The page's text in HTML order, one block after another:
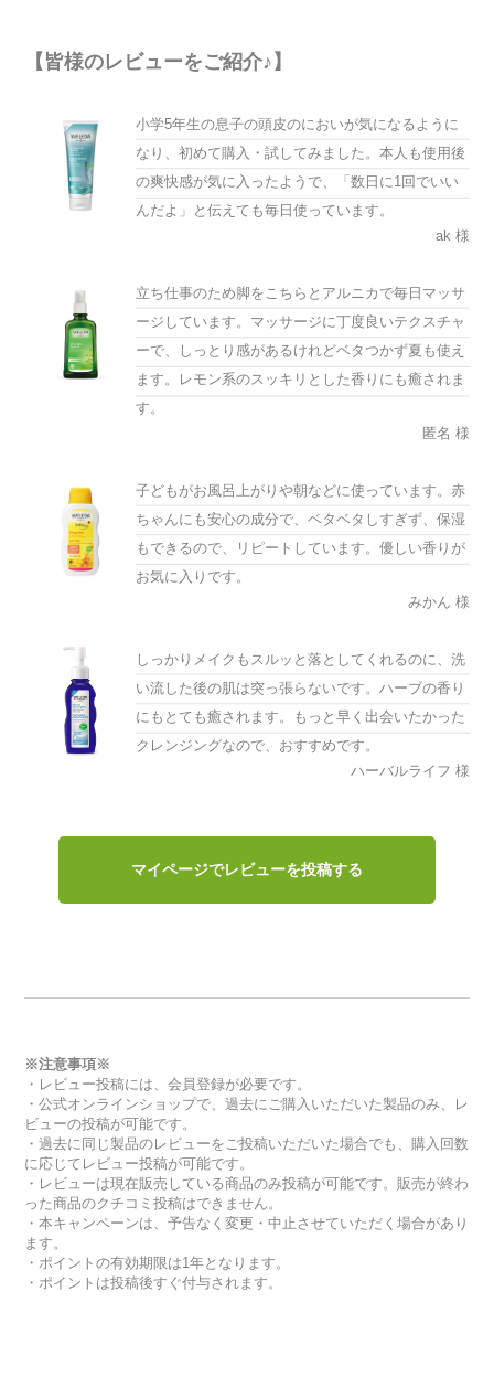
【皆様のレビューをご紹介♪】
小学5年生の息子の頭皮のにおいが気になるように
なり、初めて購入・試してみました。本人も使用後
の爽快感が気に入ったようで、「数日に1回でいい
んだよ」と伝えても毎日使っています。
ak 様
立ち仕事のため脚をこちらとアルニカで毎日マッサ
ージしています。マッサージに丁度良いテクスチャ
ーで、しっとり感があるけれどベタつかず夏も使え
ます。レモン系のスッキリとした香りにも癒されま
す。
匿名 様
子どもがお風呂上がりや朝などに使っています。赤
ちゃんにも安心の成分で、ベタベタしすぎず、保湿
もできるので、リピートしています。優しい香りが
お気に入りです。
みかん 様
しっかりメイクもスルッと落としてくれるのに、洗
い流した後の肌は突っ張らないです。ハーブの香り
にもとても癒されます。もっと早く出会いたかった
クレンジングなので、おすすめです。
ハーバルライフ 様
マイページでレビューを投稿する
※注意事項※
・レビュー投稿には、会員登録が必要です。
・公式オンラインショップで、過去にご購入いただいた製品のみ、レ
ビューの投稿が可能です。
・過去に同じ製品のレビューをご投稿いただいた場合でも、購入回数
に応じてレビュー投稿が可能です。
・レビューは現在販売している商品のみ投稿が可能です。販売が終わ
った商品のクチコミ投稿はできません。
・本キャンペーンは、予告なく変更・中止させていただく場合があり
ます。
・ポイントの有効期限は1年となります。
・ポイントは投稿後すぐ付与されます。